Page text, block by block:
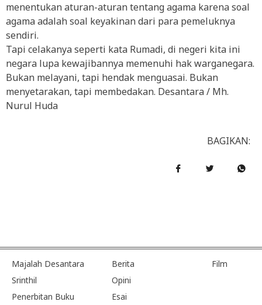
menentukan aturan-aturan tentang agama karena soal
agama adalah soal keyakinan dari para pemeluknya
sendiri.
Tapi celakanya seperti kata Rumadi, di negeri kita ini
negara lupa kewajibannya memenuhi hak warganegara.
Bukan melayani, tapi hendak menguasai. Bukan
menyetarakan, tapi membedakan. Desantara / Mh.
Nurul Huda
BAGIKAN:
Majalah Desantara
Srinthil
Penerbitan Buku
Berita
Opini
Esai
Film